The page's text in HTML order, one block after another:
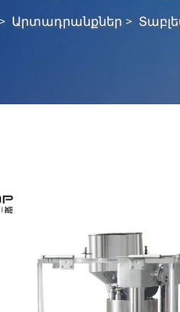
> Արտադրանքներ >